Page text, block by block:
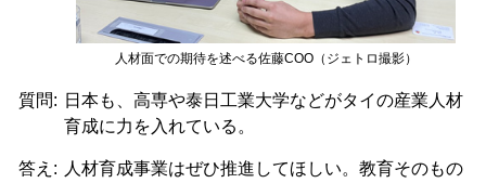
人材面での期待を述べる佐藤COO（ジェトロ撮影）
質問: 日本も、高専や泰日工業大学などがタイの産業人材
育成に力を入れている。
答え: 人材育成事業はぜひ推進してほしい。教育そのもの